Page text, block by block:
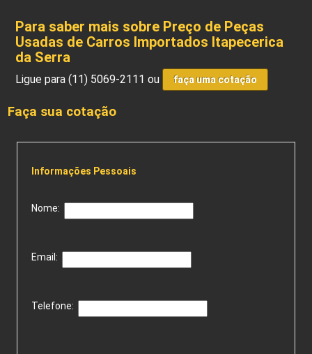
Para saber mais sobre Preço de Peças
Usadas de Carros Importados Itapecerica
da Serra
Ligue para(11) 5069-2111 ou faça uma cotação
Faça sua cotação
Informações Pessoais
Nome:
Email:
Telefone: